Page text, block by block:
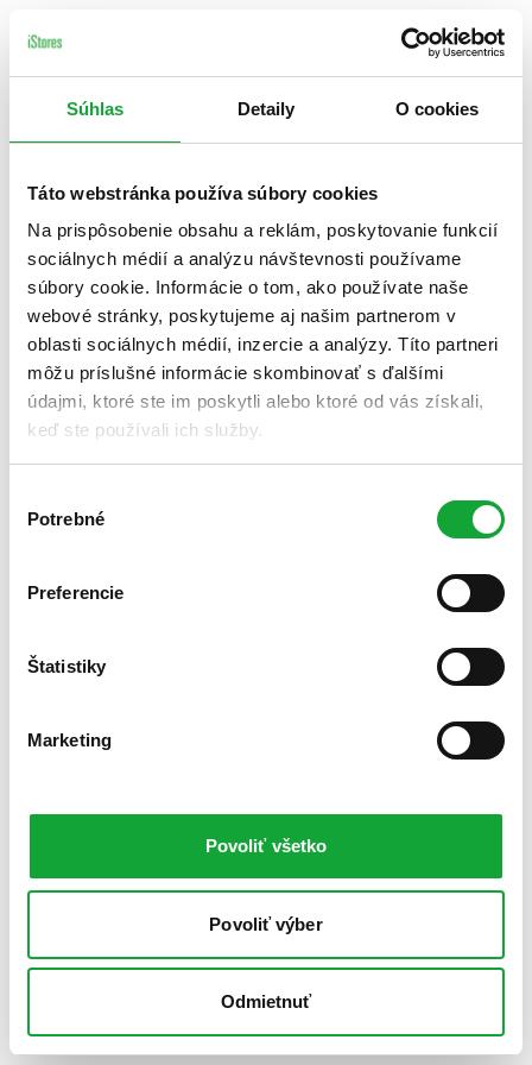
Súhlas Detaily O cookies
Táto webstránka používa súbory cookies
Na prispôsobenie obsahu a reklám, poskytovanie funkcií
sociálnych médií a analýzu návštevnosti používame
súbory cookie. Informácie o tom, ako používate naše
webové stránky, poskytujeme aj našim partnerom v
oblasti sociálnych médií, inzercie a analýzy. Títo partneri
môžu príslušné informácie skombinovať s ďalšími
údajmi, ktoré ste im poskytli alebo ktoré od vás získali,
keď ste používali ich služby.
súhlasu
Potrebné
Preferencie
Štatistiky
Marketing
Povoliť všetko
Povoliť výber
Odmietnuť